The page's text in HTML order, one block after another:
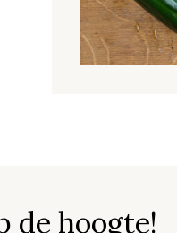
de hoogte!